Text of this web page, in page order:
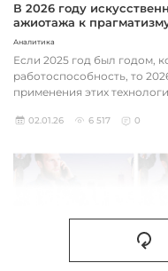
В 2026 году
ажиотажа к
Аналитика
Если 2025 год был годом,
работоспособность, то
применения этих
02.01.26 6 517 0